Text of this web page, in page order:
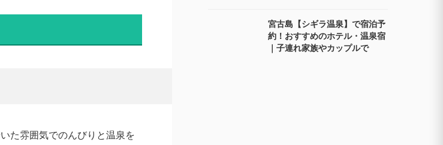
た雰囲気でのんびりと温泉を
宮古島【シギラ温泉】で宿泊予
約！おすすめのホテル・温泉宿
｜子連れ家族やカップルで